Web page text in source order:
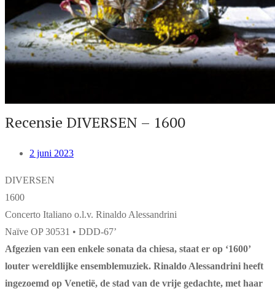
Recensie DIVERSEN – 1600
2 juni 2023
DIVERSEN
1600
Concerto Italiano o.l.v. Rinaldo Alessandrini
Naïve OP 30531 • DDD-67’
Afgezien van een enkele sonata da chiesa, staat er op ‘1600’
louter wereldlijke ensemblemuziek. Rinaldo Alessandrini heeft
ingezoemd op Venetië, de stad van de vrije gedachte, met haar